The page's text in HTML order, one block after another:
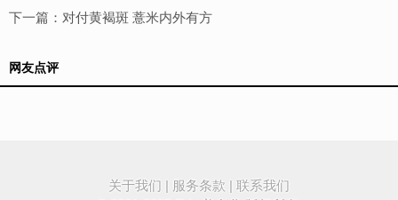
下一篇： 对付黄褐斑 薏米内外有方
网友点评
关于我们 | 服务条款 | 联系我们